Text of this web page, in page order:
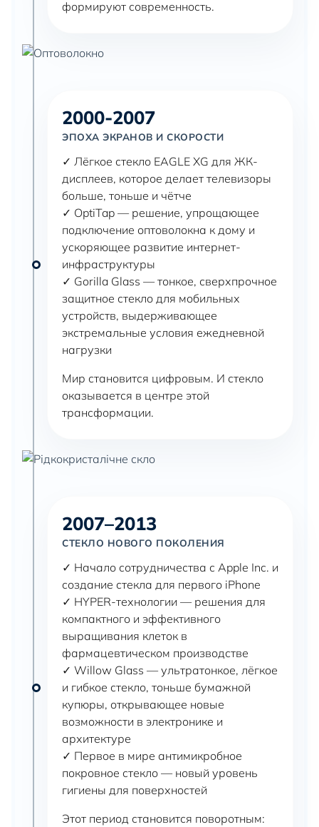
формируют современность.
2000-2007
ЭПОХА ЭКРАНОВ И СКОРОСТИ
✓ Лёгкое стекло EAGLE XG для ЖК-
дисплеев, которое делает телевизоры
больше, тоньше и чётче
✓ OptiTap — решение, упрощающее
подключение оптоволокна к дому и
ускоряющее развитие интернет-
инфраструктуры
✓ Gorilla Glass — тонкое, сверхпрочное
защитное стекло для мобильных
устройств, выдерживающее
экстремальные условия ежедневной
нагрузки
Мир становится цифровым. И стекло
оказывается в центре этой
трансформации.
2007–2013
СТЕКЛО НОВОГО ПОКОЛЕНИЯ
✓ Начало сотрудничества с Apple Inc. и
создание стекла для первого iPhone
✓ HYPER-технологии — решения для
компактного и эффективного
выращивания клеток в
фармацевтическом производстве
✓ Willow Glass — ультратонкое, лёгкое
и гибкое стекло, тоньше бумажной
купюры, открывающее новые
возможности в электронике и
архитектуре
✓ Первое в мире антимикробное
покровное стекло — новый уровень
гигиены для поверхностей
Этот период становится поворотным: